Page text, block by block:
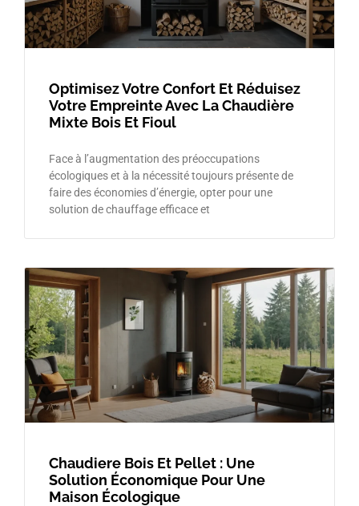
Optimisez Votre Confort Et Réduisez
Votre Empreinte Avec La Chaudière
Mixte Bois Et Fioul
Face à l’augmentation des préoccupations
écologiques et à la nécessité toujours présente de
faire des économies d’énergie, opter pour une
solution de chauffage efficace et
Chaudiere Bois Et Pellet : Une
Solution Économique Pour Une
Maison Écologique